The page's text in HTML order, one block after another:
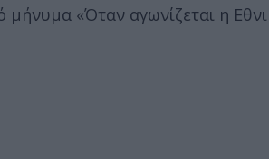
«Όταν αγωνίζεται η